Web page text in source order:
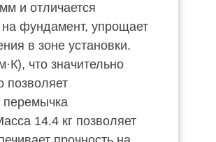
и отличается
на фундамент, упрощает
в зоне установки.
что значительно
позволяет
перемычка
14.4 кг позволяет